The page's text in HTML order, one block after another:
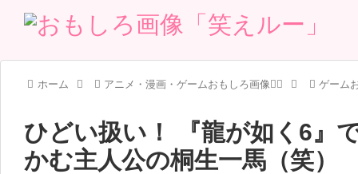
ホーム アニメ・漫画・ゲームおもしろ画像🧚‍♀️ ゲーム
ひどい扱い！ 『龍が如く6』
かむ主人公の桐生一馬（笑）